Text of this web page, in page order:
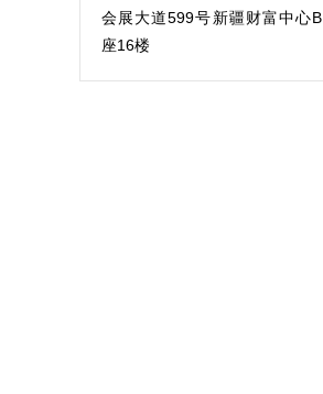
会展大道599号新疆财富中心B
座16楼